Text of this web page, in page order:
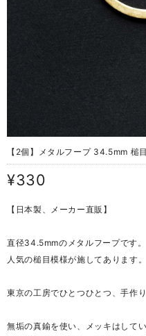
【2個】メタルフープ 34.5mm 槌
¥330
【日本製、メーカー直販】
直径34.5mmのメタルフープです。
人気の槌目模様が施してあります。
東京の工房でひとつひとつ、手作
無垢の真鍮を使い、メッキはして